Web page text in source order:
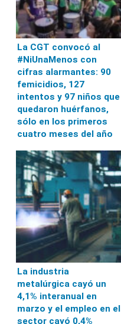
La CGT convocó al
#NiUnaMenos con
cifras alarmantes: 90
femicidios, 127
intentos y 97 niños que
quedaron huérfanos,
sólo en los primeros
cuatro meses del año
La industria
metalúrgica cayó un
4,1% interanual en
marzo y el empleo en el
sector cayó 0,4%